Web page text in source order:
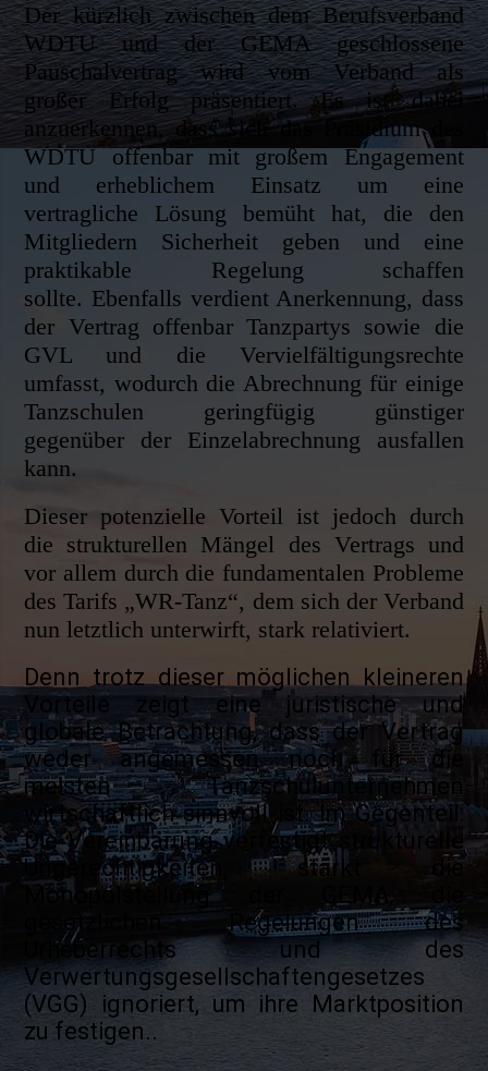
Der kürzlich zwischen dem Berufsverband
WDTU und der GEMA geschlossene
Pauschalvertrag wird vom Verband als
großer Erfolg präsentiert. Es ist dabei
anzuerkennen, dass sich das Präsidium des
WDTU offenbar mit großem Engagement
und erheblichem Einsatz um eine
vertragliche Lösung bemüht hat, die den
Mitgliedern Sicherheit geben und eine
praktikable Regelung schaffen
sollte. Ebenfalls verdient Anerkennung, dass
der Vertrag offenbar Tanzpartys sowie die
GVL und die Vervielfältigungsrechte
umfasst, wodurch die Abrechnung für einige
Tanzschulen geringfügig günstiger
gegenüber der Einzelabrechnung ausfallen
kann.
Dieser potenzielle Vorteil ist jedoch durch
die strukturellen Mängel des Vertrags und
vor allem durch die fundamentalen Probleme
des Tarifs „WR-Tanz“, dem sich der Verband
nun letztlich unterwirft, stark relativiert.
Denn trotz dieser möglichen kleineren
Vorteile zeigt eine juristische und
globale Betrachtung, dass der Vertrag
weder angemessen noch für die
meisten Tanzschulunternehmen
wirtschaftlich sinnvoll ist. Im Gegenteil:
Die Vereinbarung verfestigt strukturelle
Ungerechtigkeiten, stärkt die
Monopolstellung der GEMA, die
gesetzlichen Regelungen des
Urheberrechts und des
Verwertungsgesellschaftengesetzes
(VGG) ignoriert, um ihre Marktposition
zu festigen..